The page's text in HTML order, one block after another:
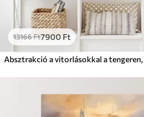
13166Ft7900 Ft